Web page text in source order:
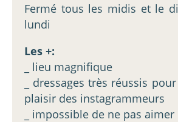
Fermé tous les midis et le
lundi
Les +:
_ lieu magnifique
_ dressages très réussis
plaisir des instagrammeurs
_ impossible de ne pas aimer